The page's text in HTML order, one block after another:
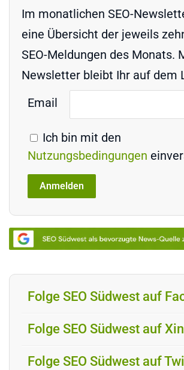
Im monatlichen SEO-
eine Übersicht der jeweils
SEO-Meldungen des Monats.
Newsletter bleibt Ihr auf dem
Email
Ich bin mit den
Nutzungsbedingungen
Folge SEO Südwest auf
Folge SEO Südwest auf
Folge SEO Südwest auf